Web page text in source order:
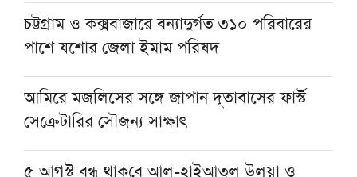
পাকিস্তান-সৌদি ও তুরস্কের প্রতিরক্ষা চুক্তিকে স্বাগত
জানালেন মুফতি তাকি উসমানী
চট্টগ্রাম ও কক্সবাজারে বন্যাদুর্গত ৩১০ পরিবারের
পাশে যশোর জেলা ইমাম পরিষদ
আমিরে মজলিসের সঙ্গে জাপান দূতাবাসের ফার্স্ট
সেক্রেটারির সৌজন্য সাক্ষাৎ
৫ আগস্ট বন্ধ থাকবে আল-হাইআতুল উলয়া ও